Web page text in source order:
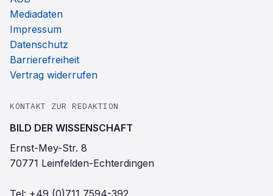
Mediadaten
Impressum
Datenschutz
Barrierefreiheit
Vertrag widerrufen
KONTAKT ZUR REDAKTION
BILD DER WISSENSCHAFT
Ernst-Mey-Str. 8
70771 Leinfelden-Echterdingen
Tel: +49 (0)711 7594-392